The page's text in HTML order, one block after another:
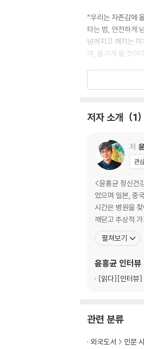
“우리는 자존감에
타는 법, 안전하게
넘어지고 깨지는
며, 즐기게 될 것이
A
Unlock lasting
Where does
In The Self-
rstanding and
Restore and
- Unpack inner
- Boost your
This
저자 소개 1
저
관
<윤홍균 정신건
었으며 일본, 중
시간은 병원을
깨닫고 추상적
펼쳐보기
윤홍균 인터뷰
[읽다][인터뷰]
관련 분류
외국도서 인문